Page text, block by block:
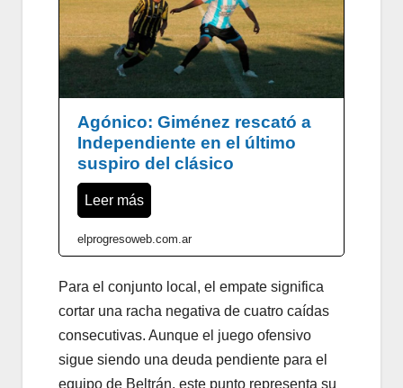
Agónico: Giménez rescató a
Independiente en el último
suspiro del clásico
Leer más
elprogresoweb.com.ar
Para el conjunto local, el empate significa
cortar una racha negativa de cuatro caídas
consecutivas. Aunque el juego ofensivo
sigue siendo una deuda pendiente para el
equipo de Beltrán, este punto representa su